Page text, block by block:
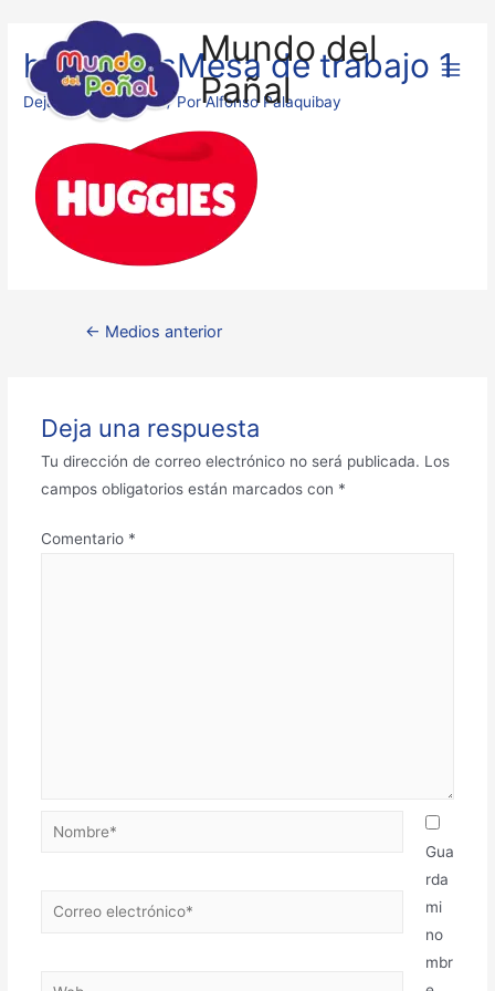
Mundo del
Pañal
hugggiresMesa de trabajo 1
Deja un comentario / PorAlfonso Palaquibay
← Medios anterior
Deja una respuesta
Tu dirección de correo electrónico no será publicada. Los
campos obligatorios están marcados con *
Comentario *
Gua
rda
mi
no
mbr